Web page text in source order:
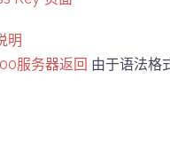
明
服务器返回 由于语法格